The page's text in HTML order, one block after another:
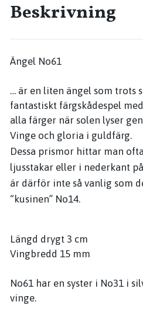
Beskrivning
Ängel No61
… är en liten ängel som trots
fantastiskt färgskådespel
alla färger när solen lyser
Vinge och gloria i guldfärg.
Dessa prismor hittar man
ljusstakar eller i nederkant
är därför inte så vanlig som
“kusinen” No14.
Längd drygt 3 cm
Vingbredd 15 mm
No61 har en syster i No31 i
vinge.